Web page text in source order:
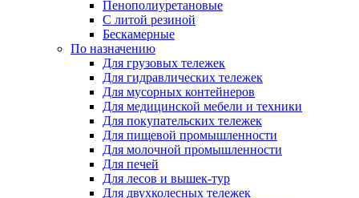
Пенополиуретановые
С литой резиной
Бескамерные
По назначению
Для грузовых тележек
Для гидравлических тележек
Для мусорных контейнеров
Для медицинской мебели и техники
Для покупательских тележек
Для пищевой промышленности
Для молочной промышленности
Для печей
Для лесов и вышек-тур
Для двухколесных тележек